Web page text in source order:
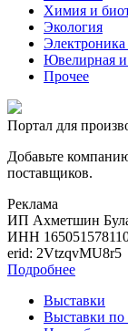
Химия и
Экология
Электроника
Ювелирная и
Прочее
Портал для
Добавьте
поставщиков.
Реклама
ИП Ахметшин
ИНН
erid: 2VtzqvMU8r5
Подробнее
Выставки
Выставки по